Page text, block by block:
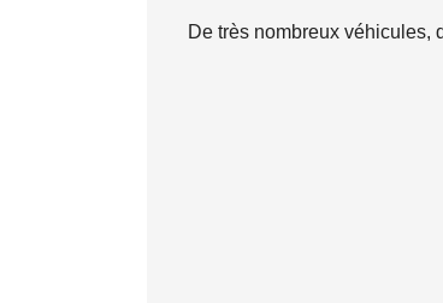
De très nombreux